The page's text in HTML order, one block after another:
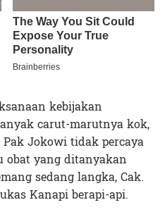
kebijakan
carut-marutnya kok,
Jokowi tidak percaya
obat yang ditanyakan
sedang langka, Cak.
Kanapi berapi-api.